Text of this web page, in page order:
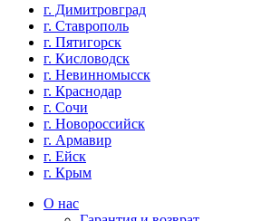
г. Димитровград
г. Ставрополь
г. Пятигорск
г. Кисловодск
г. Невинномысск
г. Краснодар
г. Сочи
г. Новороссийск
г. Армавир
г. Ейск
г. Крым
О нас